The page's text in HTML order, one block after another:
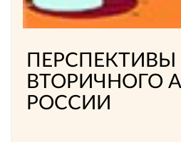
ПЕРСПЕКТИВЫ
ВТОРИЧНОГО
РОССИИ